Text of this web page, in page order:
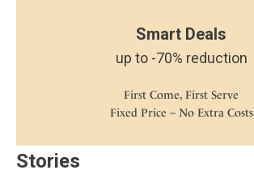
Smart Deals
up to -70% reduction
First Come, First Serve
Fixed Price – No Extra Costs
Stories